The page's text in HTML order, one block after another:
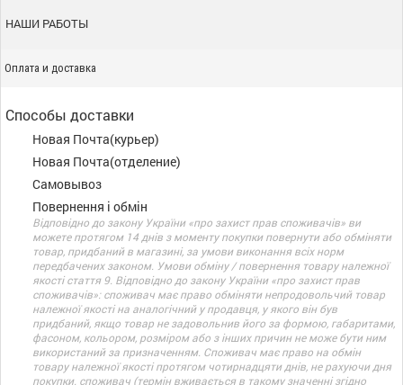
НАШИ РАБОТЫ
Оплата и доставка
Способы доставки
Новая Почта(курьер)
Новая Почта(отделение)
Самовывоз
Повернення і обмін
Відповідно до закону України «про захист прав споживачів» ви
можете протягом 14 днів з моменту покупки повернути або обміняти
товар, придбаний в магазині, за умови виконання всіх норм
передбачених законом. Умови обміну / повернення товару належної
якості стаття 9. Відповідно до закону України «про захист прав
споживачів»: споживач має право обміняти непродовольчий товар
належної якості на аналогічний у продавця, у якого він був
придбаний, якщо товар не задовольнив його за формою, габаритами,
фасоном, кольором, розміром або з інших причин не може бути ним
використаний за призначенням. Споживач має право на обмін
товару належної якості протягом чотирнадцяти днів, не рахуючи дня
покупки. споживач (термін вживається в такому значенні згідно